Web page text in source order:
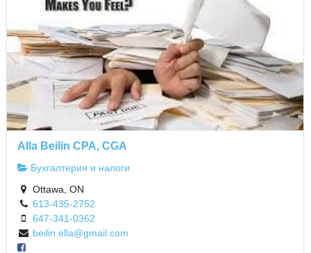
Alla Beilin CPA, CGA
Бухгалтерия и налоги
Ottawa, ON
613-435-2752
647-341-0362
beilin.ella@gmail.com